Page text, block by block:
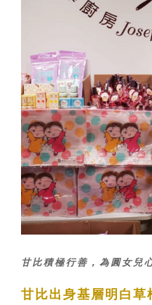
甘比積極行善，為圓女兒
甘比出身基層明白草